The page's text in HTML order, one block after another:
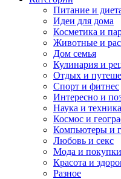
Питание и
Идеи для дома
Косметика и
Животные и
Дом семья
Кулинария и
Отдых и
Спорт и фитнес
Интересно и
Наука и техника
Космос и
Компьютеры и
Любовь и секс
Мода и покупки
Красота и
Разное